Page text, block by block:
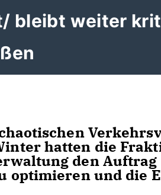
bleibt weiter
hatten die
den
optimieren und die